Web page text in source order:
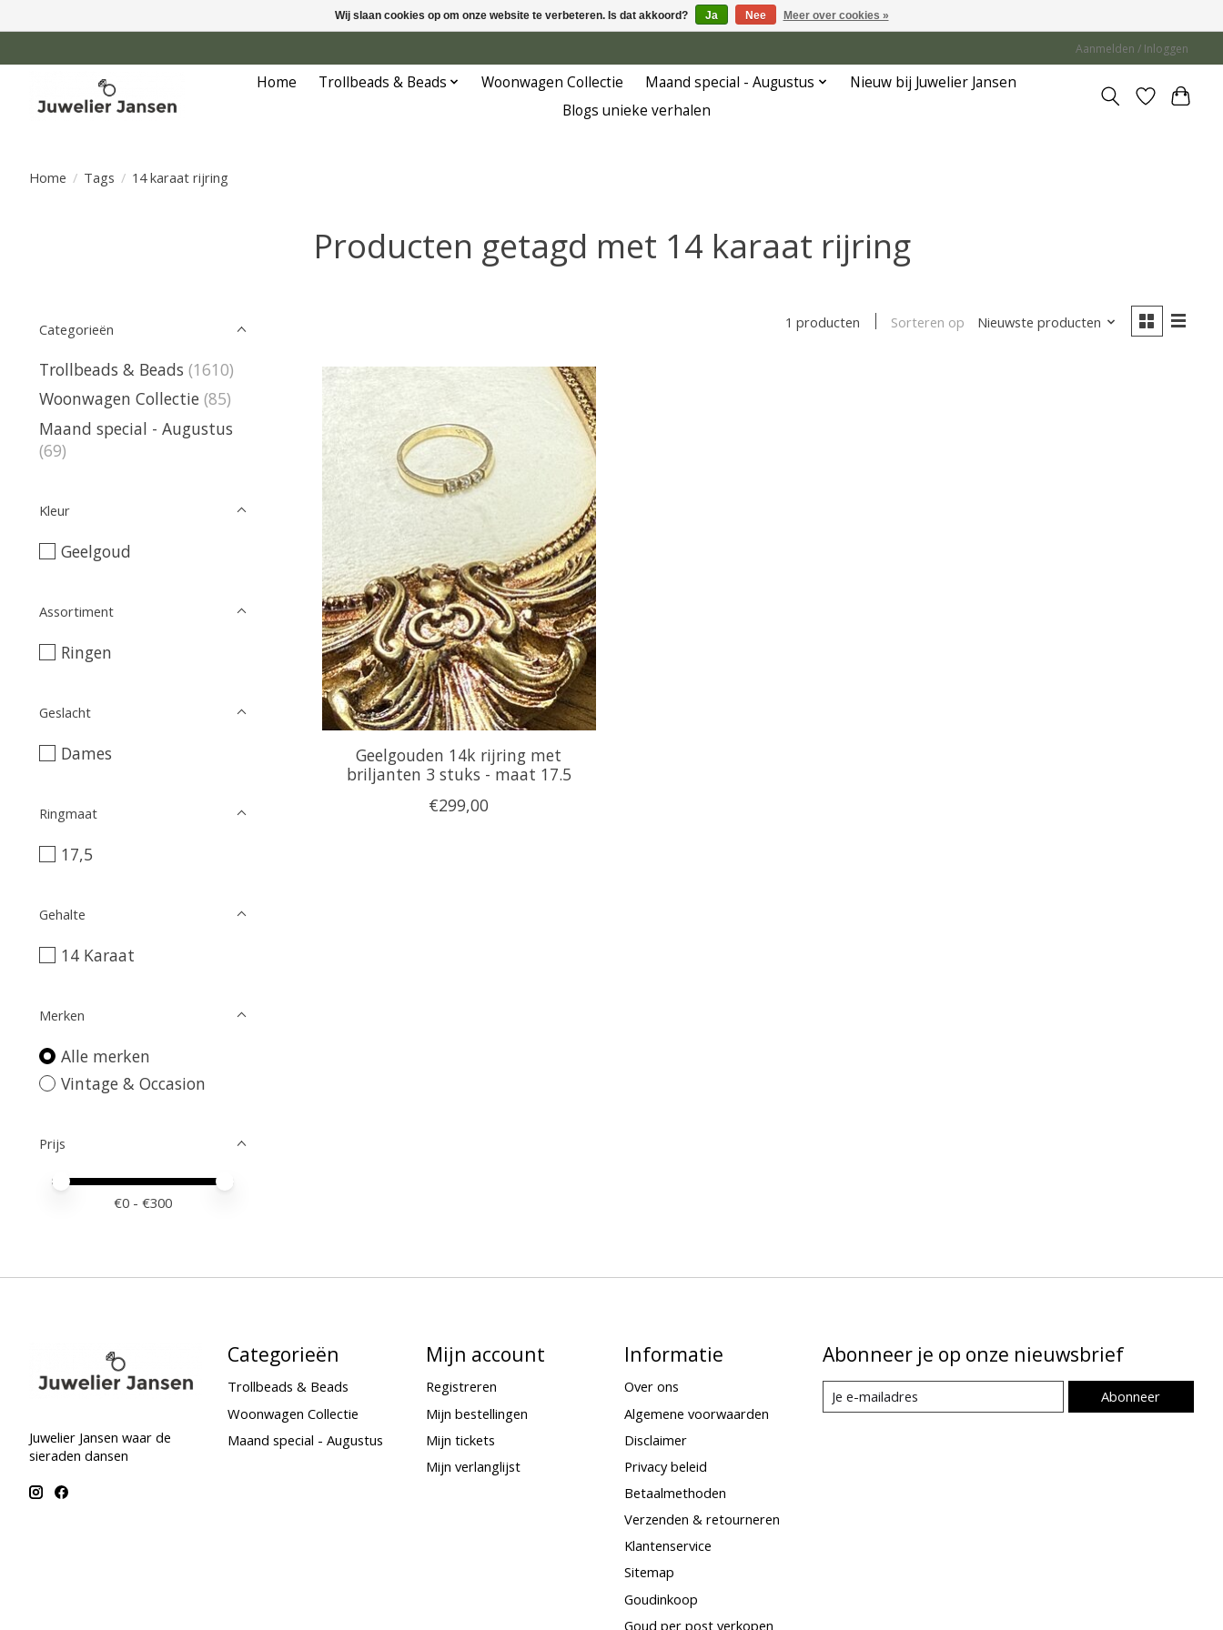
Aanmelden / Inloggen
Home Trollbeads & Beads Woonwagen Collectie Maand special - Augustus
Nieuw bij Juwelier Jansen
Blogs unieke verhalen
Home / Tags / 14 karaat rijring
Producten getagd met 14 karaat rijring
Categorieën
Trollbeads & Beads (1610)
Woonwagen Collectie (85)
Maand special - Augustus
(69)
Kleur
Geelgoud
Assortiment
Ringen
Geslacht
Dames
Ringmaat
17,5
Gehalte
14 Karaat
Merken
Alle merken
Vintage & Occasion
Prijs
Minimale prijswaarde
Price maximum value
€0 - €300
1 producten Sorteren op Nieuwste producten
Geelgouden 14k rijring met
briljanten 3 stuks - maat 17.5
€299,00
Juwelier Jansen waar de
sieraden dansen
Categorieën
Trollbeads & Beads
Woonwagen Collectie
Maand special - Augustus
Mijn account
Registreren
Mijn bestellingen
Mijn tickets
Mijn verlanglijst
Informatie
Over ons
Algemene voorwaarden
Disclaimer
Privacy beleid
Betaalmethoden
Verzenden & retourneren
Klantenservice
Sitemap
Goudinkoop
Goud per post verkopen
Abonneer je op onze nieuwsbrief
Abonneer
Wij slaan cookies op om onze website te verbeteren. Is dat akkoord? Ja Nee Meer over cookies »